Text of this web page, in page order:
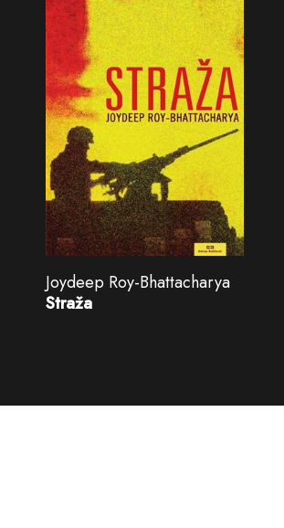
Joydeep Roy-Bhattacharya
Straža